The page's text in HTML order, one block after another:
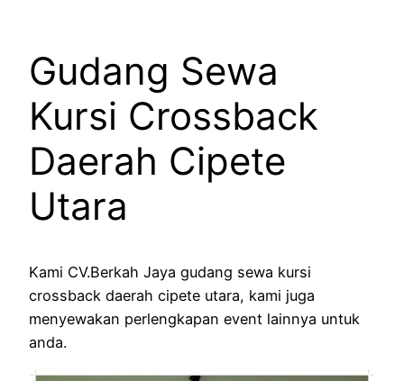
Gudang Sewa
Kursi Crossback
Daerah Cipete
Utara
Kami CV.Berkah Jaya gudang sewa kursi
crossback daerah cipete utara, kami juga
menyewakan perlengkapan event lainnya untuk
anda.